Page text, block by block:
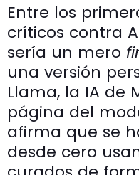
Entre los
críticos contra
sería un mero
una versión
Llama, la IA de
página del
afirma que se
desde cero